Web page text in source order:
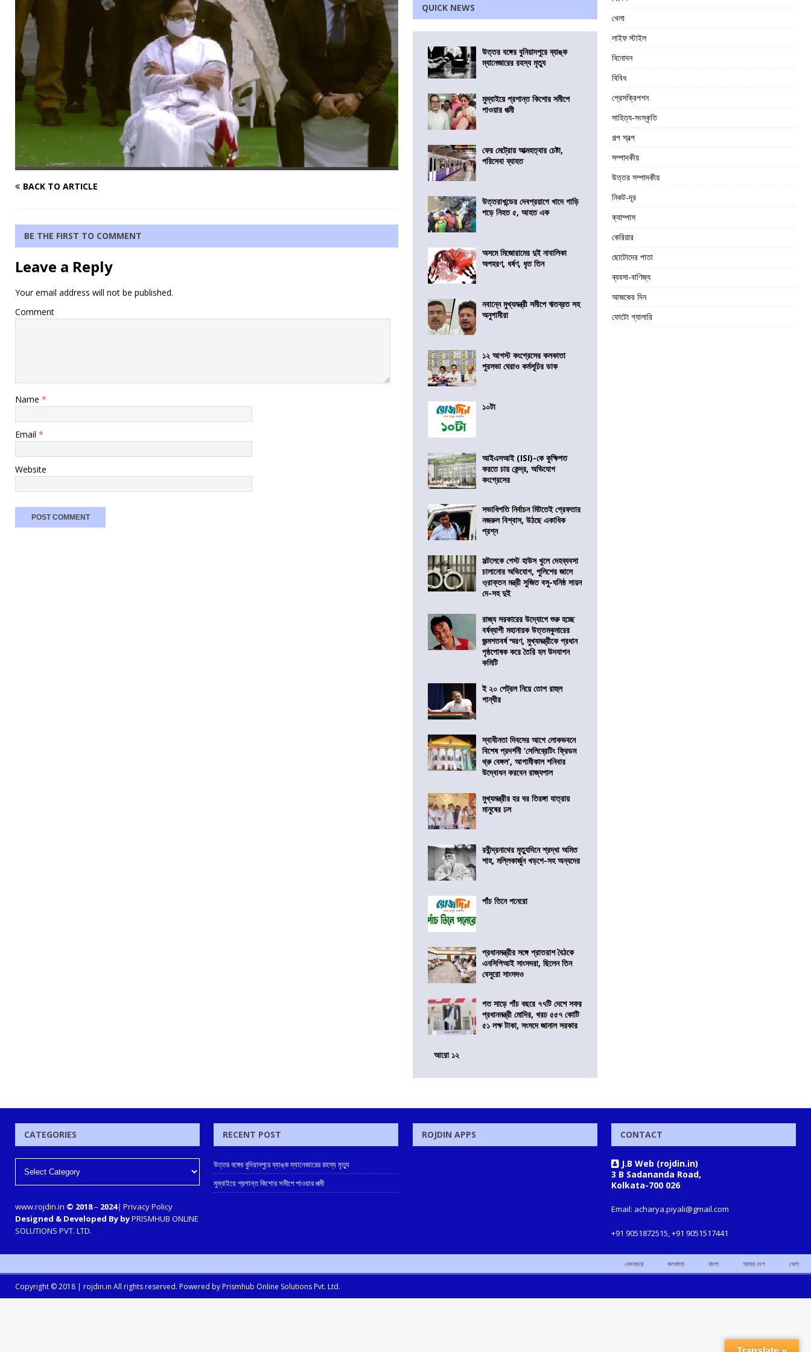
BACK TO ARTICLE
BE THE FIRST TO COMMENT
Leave a Reply
Your email address will not be published.
Comment
Name *
Email *
Website
QUICK NEWS
উত্তর বঙ্গের বুনিয়াদপুরে ব্যাঙ্ক
ম্যানেজারের রহস্য মৃত্যু
মুম্বাইয়ে প্রশান্ত কিশোর সমীপে
পাওয়ার পত্মী
ফের মেট্রোয় আত্মহত্যার চেষ্টা,
পরিসেবা ব্যাহত
উত্তরাখন্ডের দেবপ্রয়াগে খাদে গাড়ি
পড়ে নিহত ৫, আহত এক
অসমে মিজোরামের দুই নাবালিকা
অপহরণ, ধর্ষণ, ধৃত তিন
নবান্নে মুখ্যমন্ত্রী সমীপে ঋতব্রত সহ
অনুগামীরা
১২ আগস্ট কংগ্রেসের কলকাতা
পুরসভা ঘেরাও কর্মসূচির ডাক
১০টা
আইএসআই (ISI)-কে কুক্ষিগত
করতে চায় কেন্দ্র, অভিযোগ
কংগ্রেসের
সভাধিপতি নির্বাচন মিটতেই গ্রেফতার
নজরুল বিশ্বাস, উঠছে একাধিক
প্রশ্ন
সল্টলেকে গেস্ট হাউস খুলে দেহব্যবসা
চালানোর অভিযোগ, পুলিশের জালে
ও্রাক্তন মন্ত্রী সুজিত বসু-ঘনিষ্ঠ সায়ন
দে-সহ দুই
রাজ্য সরকারের উদ্যোগে শুরু হচ্ছে
বর্ষব্যাপী মহানায়ক উত্তমকুমারের
জন্মশতবর্ষ স্মরণ, মুখ্যমন্ত্রীকে প্রধান
পৃষ্ঠপোষক করে তৈরি হল উদযাপন
কমিটি
ই ২০ পেট্রল নিয়ে তোপ রাহুল
গান্ধীর
স্বাধীনতা দিবসের আগে লোকভবনে
বিশেষ প্রদর্শনী ‘সেলিব্রেটিং ফ্রিডম
থ্রু বেঙ্গল’, আগামীকাল শনিবার
উদ্বোধন করবেন রাজ্যপাল
মুখ্যমন্ত্রীর হর ঘর তিরঙ্গা যাত্রায়
মানুষের ঢল
রবীন্দ্রনাথের মৃত্যুদিনে শ্রদ্ধা অমিত
শাহ, মল্লিকার্জুন খড়গে-সহ অন্যদের
পাঁচ তিনে পনেরো
প্রধানমন্ত্রীর সঙ্গে প্রাতরাশ বৈঠকে
এনসিপিআই সাংসদরা, ছিলেন তিন
বেসুরো সাংসদও
গত সাড়ে পাঁচ বছরে ৭৭টি দেশে সফর
প্রধানমন্ত্রী মোদির, খরচ ৫৫৭ কোটি
৫১ লক্ষ টাকা, সংসদে জানাল সরকার
আরো ১২
খেলা
লাইফ স্টাইল
বিনোদন
বিবিধ
প্রেসক্রিপশন
সাহিত্য-সংস্কৃতি
গল্প স্বল্প
সম্পাদকীয়
উত্তর সম্পাদকীয়
নিকট-দূর
ক্যাম্পাস
কেরিয়ার
ছোটোদের পাতা
ব্যবসা-বাণিজ্য
আজকের দিন
ফোটো গ্যালারি
CATEGORIES
www.rojdin.in © 2018– 2024| Privacy Policy
Designed & Developed By byPRISMHUB ONLINE
SOLUTIONS PVT. LTD.
RECENT POST
উত্তর বঙ্গের বুনিয়াদপুরে ব্যাঙ্ক ম্যানেজারের রহস্য মৃত্যু
মুম্বাইয়ে প্রশান্ত কিশোর সমীপে পাওয়ার পত্মী
ROJDIN APPS CONTACT
J.B Web (rojdin.in)
3 B Sadananda Road,
Kolkata-700 026
Email: acharya.piyali@gmail.com
+91 9051872515, +91 9051517441
একনজরে কলকাতা বাংলা আমার দেশ খেলা
Copyright © 2018 | rojdin.in All rights reserved. Powered by Prismhub Online Solutions Pvt. Ltd.